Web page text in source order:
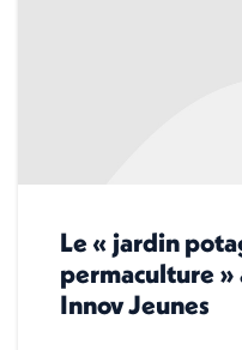
Le « jardin
permaculture »
Innov Jeunes